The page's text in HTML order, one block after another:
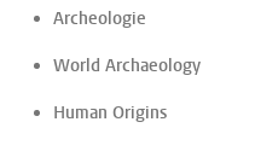
Archeologie
World Archaeology
Human Origins